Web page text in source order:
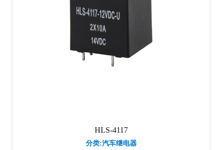
HLS-4117
分类:汽车继电器